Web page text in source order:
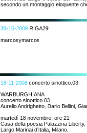
secondo un montaggio eloquente
30-10-2009 RIGA29
marcosymarcos
18-11-2008 concerto sinottico.03
WARBURGHIANA
concerto sinottico.03
Aurelio Andrighetto, Dario Bellini,
martedì 18 novembre, ore 21
Casa della poesia Palazzina Liberty,
Largo Marinai d’Italia, Milano.